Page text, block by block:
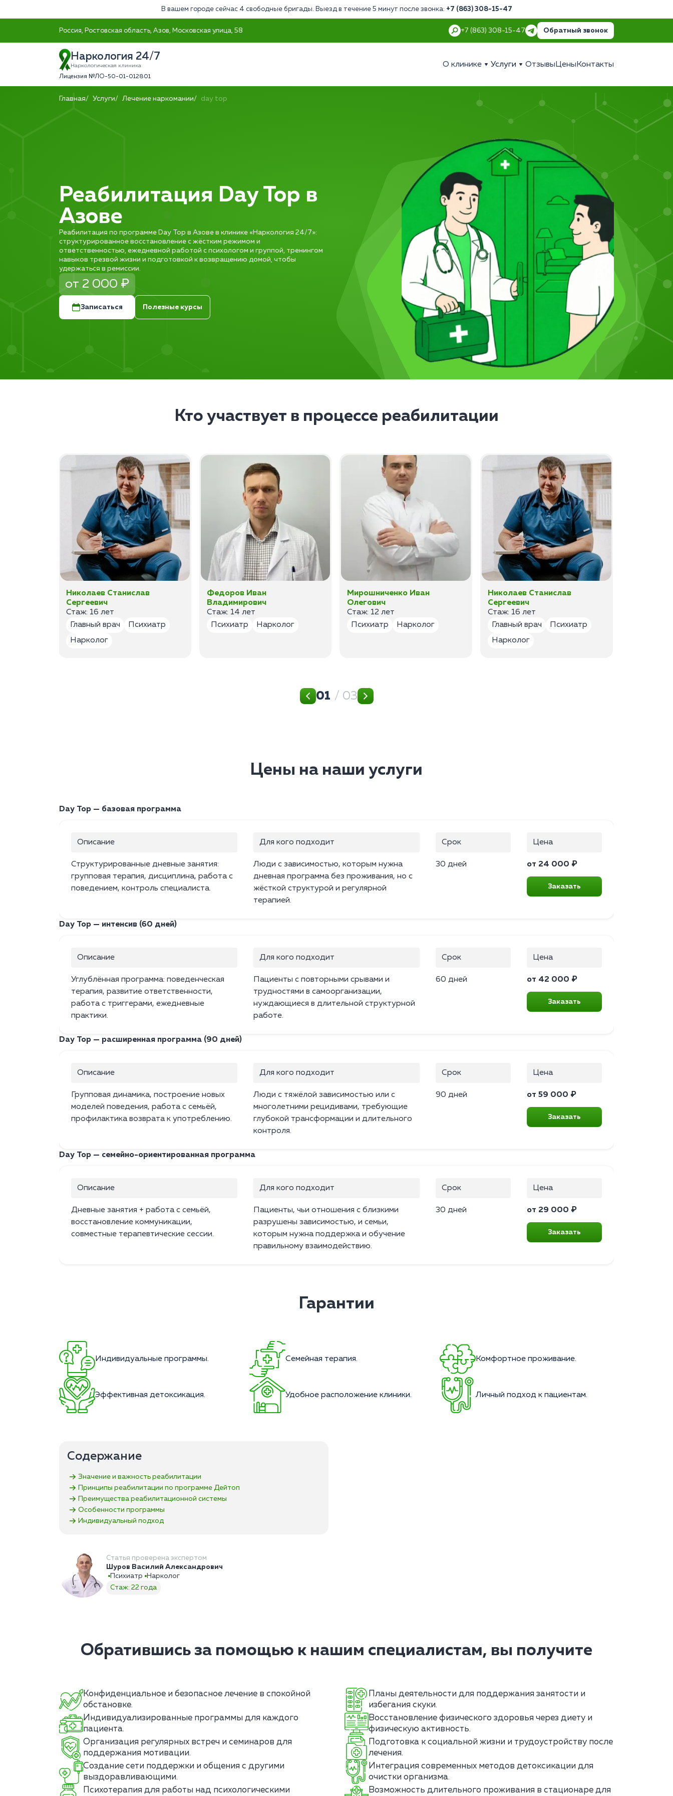
В вашем городе сейчас 4 свободные бригады. Выезд в течение 5 минут после звонка: +7 (863) 308-15-47
Россия, Ростовская область, Азов, Московская улица, 58 +7 (863) 308-15-47 Обратный звонок
Наркология 24/7
Наркологическая клиника
Лицензия №ЛО-50-01-012801
О клинике Услуги Отзывы Цены Контакты
Главная Услуги Лечение наркомании day top
Реабилитация Day Top в
Азове
Реабилитация по программе Day Top в Азове в клинике «Наркология 24/7»:
структурированное восстановление с жёстким режимом и
ответственностью, ежедневной работой с психологом и группой, тренингом
навыков трезвой жизни и подготовкой к возвращению домой, чтобы
удержаться в ремиссии.
от 2 000 ₽
Записаться Полезные курсы
Кто участвует в процессе реабилитации
Николаев Станислав
Сергеевич
Стаж: 16 лет
Главный врач
Психиатр
Нарколог
Федоров Иван
Владимирович
Стаж: 14 лет
Психиатр
Нарколог
Мирошниченко Иван
Олегович
Стаж: 12 лет
Психиатр
Нарколог
Николаев Станислав
Сергеевич
Стаж: 16 лет
Главный врач
Психиатр
Нарколог
01 / 03
Цены на наши услуги
Day Top — базовая программа
Описание
Структурированные дневные занятия:
групповая терапия, дисциплина, работа с
поведением, контроль специалиста.
Для кого подходит
Люди с зависимостью, которым нужна
дневная программа без проживания, но с
жёсткой структурой и регулярной
терапией.
Срок
30 дней
Цена
от 24 000 ₽
Заказать
Day Top — интенсив (60 дней)
Описание
Углублённая программа: поведенческая
терапия, развитие ответственности,
работа с триггерами, ежедневные
практики.
Для кого подходит
Пациенты с повторными срывами и
трудностями в самоорганизации,
нуждающиеся в длительной структурной
работе.
Срок
60 дней
Цена
от 42 000 ₽
Заказать
Day Top — расширенная программа (90 дней)
Описание
Групповая динамика, построение новых
моделей поведения, работа с семьёй,
профилактика возврата к употреблению.
Для кого подходит
Люди с тяжёлой зависимостью или с
многолетними рецидивами, требующие
глубокой трансформации и длительного
контроля.
Срок
90 дней
Цена
от 59 000 ₽
Заказать
Day Top — семейно-ориентированная программа
Описание
Дневные занятия + работа с семьёй,
восстановление коммуникации,
совместные терапевтические сессии.
Для кого подходит
Пациенты, чьи отношения с близкими
разрушены зависимостью, и семьи,
которым нужна поддержка и обучение
правильному взаимодействию.
Срок
30 дней
Цена
от 29 000 ₽
Заказать
Гарантии
Индивидуальные программы. Семейная терапия. Комфортное проживание.
Эффективная детоксикация. Удобное расположение клиники. Личный подход к пациентам.
Содержание
Значение и важность реабилитации
Принципы реабилитации по программе Дейтоп
Преимущества реабилитационной системы
Особенности программы
Индивидуальный подход
Статья проверена экспертом
Шуров Василий Александрович
Психиатр
Нарколог
Стаж: 22 года
Обратившись за помощью к нашим специалистам, вы получите
Конфиденциальное и безопасное лечение в спокойной
обстановке.
Планы деятельности для поддержания занятости и
избегания скуки.
Индивидуализированные программы для каждого
пациента.
Восстановление физического здоровья через диету и
физическую активность.
Организация регулярных встреч и семинаров для
поддержания мотивации.
Подготовка к социальной жизни и трудоустройству после
лечения.
Создание сети поддержки и общения с другими
выздоравливающими.
Интеграция современных методов детоксикации для
очистки организма.
Психотерапия для работы над психологическими
Возможность длительного проживания в стационаре для